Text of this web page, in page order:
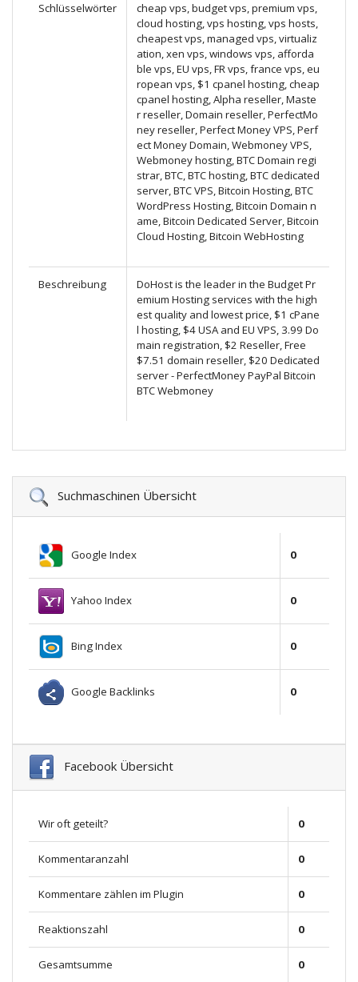
Schlüsselwörter
cheap vps, budget vps, premium vps,
cloud hosting, vps hosting, vps hosts,
cheapest vps, managed vps, virtualiz
ation, xen vps, windows vps, afforda
ble vps, EU vps, FR vps, france vps, eu
ropean vps, $1 cpanel hosting, cheap
cpanel hosting, Alpha reseller, Maste
r reseller, Domain reseller, PerfectMo
ney reseller, Perfect Money VPS, Perf
ect Money Domain, Webmoney VPS,
Webmoney hosting, BTC Domain regi
strar, BTC, BTC hosting, BTC dedicated
server, BTC VPS, Bitcoin Hosting, BTC
WordPress Hosting, Bitcoin Domain n
ame, Bitcoin Dedicated Server, Bitcoin
Cloud Hosting, Bitcoin WebHosting
Beschreibung
DoHost is the leader in the Budget Pr
emium Hosting services with the high
est quality and lowest price, $1 cPane
l hosting, $4 USA and EU VPS, 3.99 Do
main registration, $2 Reseller, Free
$7.51 domain reseller, $20 Dedicated
server - PerfectMoney PayPal Bitcoin
BTC Webmoney
Suchmaschinen Übersicht
Google Index 0
Yahoo Index 0
Bing Index 0
Google Backlinks 0
Facebook Übersicht
Wir oft geteilt? 0
Kommentaranzahl 0
Kommentare zählen im Plugin 0
Reaktionszahl 0
Gesamtsumme 0